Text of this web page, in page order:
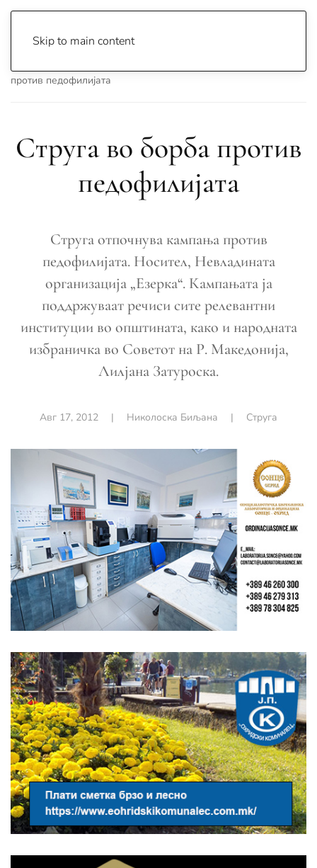
Skip to main content
против педофилијата
Струга во борба против
педофилијата
Струга отпочнува кампања против
педофилијата. Носител, Невладината
организација „Езерка“. Кампањата ја
поддржуваат речиси сите релевантни
институции во општината, како и народната
избраничка во Советот на Р. Македонија,
Лилјана Затуроска.
Авг 17, 2012 | Николоска Биљана | Струга